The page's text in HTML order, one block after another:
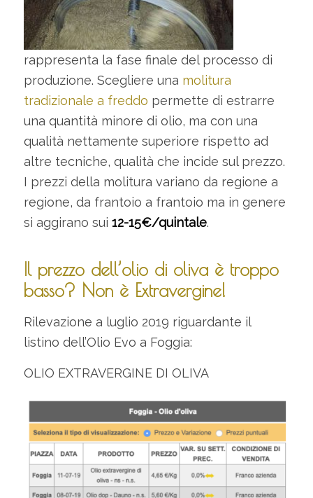
rappresenta la fase finale del processo di
produzione. Scegliere una molitura
tradizionale a freddo permette di estrarre
una quantità minore di olio, ma con una
qualità nettamente superiore rispetto ad
altre tecniche, qualità che incide sul prezzo.
I prezzi della molitura variano da regione a
regione, da frantoio a frantoio ma in genere
si aggirano sui 12-15€/quintale.
Il prezzo dell’olio di oliva è troppo
basso? Non è Extravergine!
Rilevazione a luglio 2019 riguardante il
listino dell’Olio Evo a Foggia:
OLIO EXTRAVERGINE DI OLIVA